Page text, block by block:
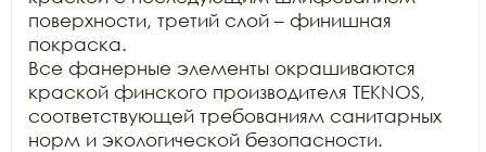
поверхности, третий слой – финишная
покраска.
Все фанерные элементы окрашиваются
краской финского производителя TEKNOS,
соответствующей требованиям санитарных
норм и экологической безопасности.